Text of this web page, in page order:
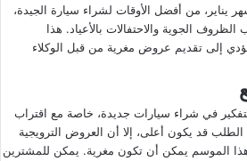
يناير، من أفضل الأوقات لشراء سيارة الجيدة،
الجوية والاحتفالات بالأعياد. هذا
إلى تقديم عروض مغرية من قبل الوكلاء
في شراء سيارات جديدة، خاصة مع اقتراب
قد يكون أعلى، إلا أن العروض الترويجية
هذا الموسم يمكن أن تكون مغرية. يمكن للمشترين